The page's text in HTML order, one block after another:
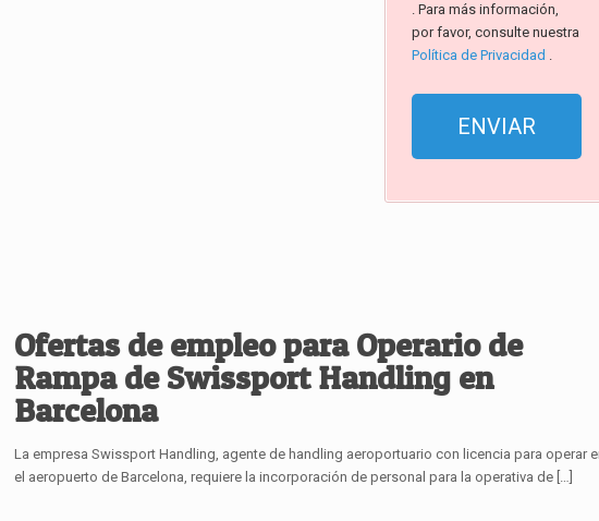
. Para más información,
por favor, consulte nuestra
Política de Privacidad .
Ofertas de empleo para Operario de
Rampa de Swissport Handling en
Barcelona
La empresa Swissport Handling, agente de handling aeroportuario con licencia para operar
el aeropuerto de Barcelona, requiere la incorporación de personal para la operativa de […]